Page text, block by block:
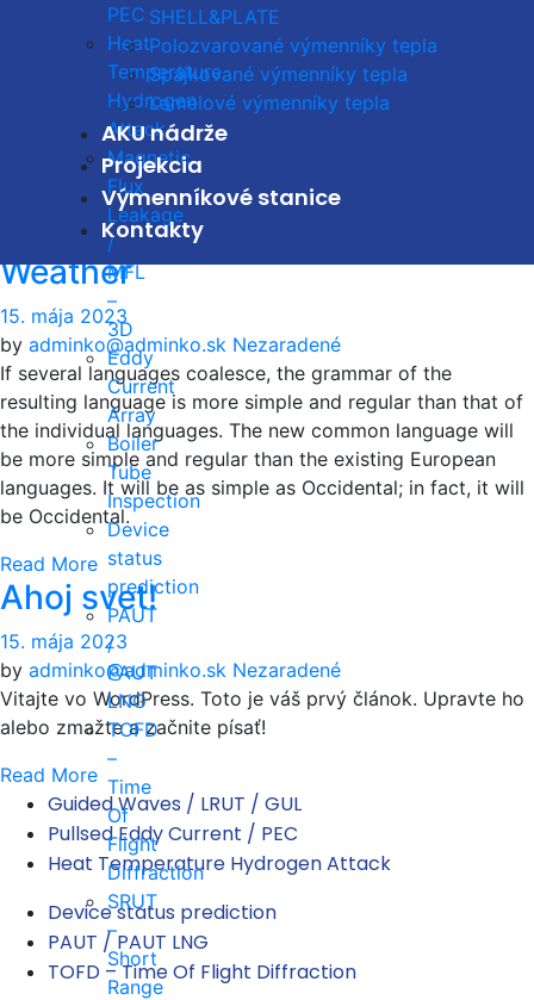
PEC
Heat
Temperature
Hydrogen
Attack
Magnetic
Flux
Leakage
/
MFL
–
3D
Eddy
Current
Array
Boiler
Tube
Inspection
Device
status
prediction
PAUT
/
PAUT
LNG
TOFD
–
Time
Of
Flight
Diffraction
SRUT
–
Short
Range
SHELL&PLATE
Polozvarované výmenníky tepla
Spájkované výmenníky tepla
Lamelové výmenníky tepla
AKU nádrže
Projekcia
Výmenníkové stanice
Kontakty
regular than the existing European languages. It will be as
simple as Occidental; in fact, it will be Occidental. To an
English person, it will seem like simplified English, as a
skeptical Cambridge friend of mine told me what
Occidental is. The European languages are members of the
same family.
Read More
Montain and Winter Cold
Weather
15. mája 2023
by adminko@adminko.sk Nezaradené
If several languages coalesce, the grammar of the
resulting language is more simple and regular than that of
the individual languages. The new common language will
be more simple and regular than the existing European
languages. It will be as simple as Occidental; in fact, it will
be Occidental.
Read More
Ahoj svet!
15. mája 2023
by adminko@adminko.sk Nezaradené
Vitajte vo WordPress. Toto je váš prvý článok. Upravte ho
alebo zmažte a začnite písať!
Read More
Guided Waves / LRUT / GUL
Pullsed Eddy Current / PEC
Heat Temperature Hydrogen Attack
Device status prediction
PAUT / PAUT LNG
TOFD – Time Of Flight Diffraction